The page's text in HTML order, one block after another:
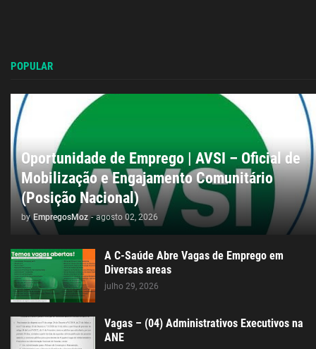
POPULAR
Oportunidade de Emprego | AVSI – Oficial de
Mobilização e Engajamento Comunitário
(Posição Nacional)
by EmpregosMoz - agosto 02, 2026
A C-Saúde Abre Vagas de Emprego em
Diversas areas
julho 29, 2026
Vagas – (04) Administrativos Executivos na
ANE